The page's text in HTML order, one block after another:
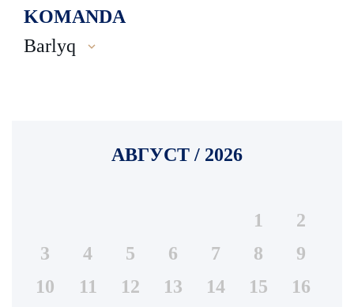
KOMANDA
Barlyq
АВГУСТ / 2026
1
2
3
4 5 6 7 8
9
10
11 12 13 14 15
16